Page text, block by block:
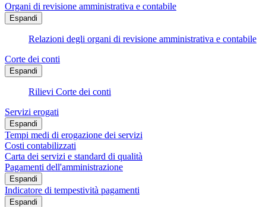
Organi di revisione amministrativa e contabile
Espandi
Relazioni degli organi di revisione amministrativa e contabile
Corte dei conti
Espandi
Rilievi Corte dei conti
Servizi erogati
Espandi
Tempi medi di erogazione dei servizi
Costi contabilizzati
Carta dei servizi e standard di qualità
Pagamenti dell'amministrazione
Espandi
Indicatore di tempestività pagamenti
Espandi